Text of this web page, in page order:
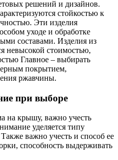
решений и дизайнов.
стойкостью к
Эти изделия
уходе и обработке
составами. Изделия из
невысокой стоимостью,
Главное – выбирать
покрытием,
ржавчины.
при выборе
на крышу, важно учесть
уделяется типу
важно учесть и способ ее
способность выдерживать